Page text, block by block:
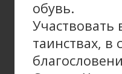
обувь.
таинствах, в